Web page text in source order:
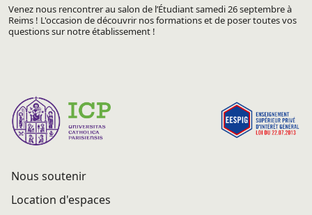
Venez nous rencontrer au salon de l’Étudiant samedi 26 septembre à
Reims ! L'occasion de découvrir nos formations et de poser toutes vos
questions sur notre établissement !
Nous soutenir
Location d'espaces